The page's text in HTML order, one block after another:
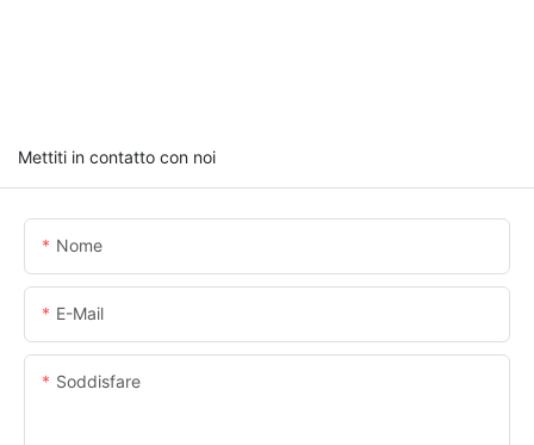
Mettiti in contatto con noi
Nome
E-Mail
Soddisfare